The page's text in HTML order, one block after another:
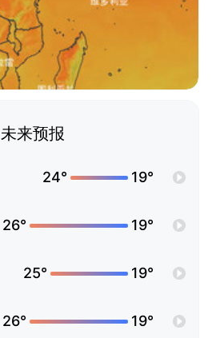
未来预报
24° 19°
26° 19°
25° 19°
26° 19°